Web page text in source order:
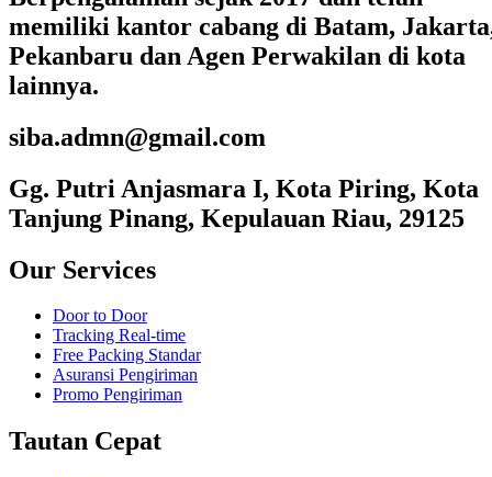
memiliki kantor cabang di Batam,
Pekanbaru dan Agen Perwakilan di kota
lainnya.
siba.admn@gmail.com
Gg. Putri Anjasmara I, Kota Piring, Kota
Tanjung Pinang, Kepulauan Riau, 29125
Our Services
Door to Door
Tracking Real-time
Free Packing Standar
Asuransi Pengiriman
Promo Pengiriman
Tautan Cepat